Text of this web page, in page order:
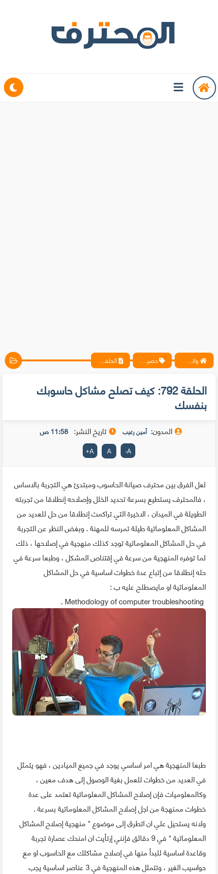
واتس آب ، فيسبوك ، أنترنت ، شروحات تقنية حصرية - المحترف حصريات الحلقة 792: كيف تصلح مشاكل حاسوبك بنفسك
الحلقة 792: كيف تصلح مشاكل حاسوبك
بنفسك
المدون: أمين رغيب تاريخ النشر: 11:58 ص
A
-
A
A
+
لعل الفرق بين محترف صيانة الحاسوب ومبتدئ هي التجربة بالاساس
، فالمحترف يستطيع بسرعة تحديد الخلل وإصلاحه إنطلاقا من تجربته
الطويلة في الميدان ، الاخيرة التي تراكمت إنطلاقا من حل للعديد من
المشاكل المعلوماتية طيلة تمرسه للمهنة . وبغض النظر عن التجربة
في حل المشاكل المعلوماتية توجد كذلك منهجية في إصلاحها ، ذلك
لما توفره المنهجية من سرعة في إقتناص المشكل ، وطبعا سرعة في
حله إنطلاقا من إتباع عدة خطوات اساسية في حل المشاكل
المعلوماتية او مايصطلح عليه ب :
طبعا المنهجية هي امر اساسي يوجد في جميع الميادين ، فهو يتمثل
في العديد من خطوات للعمل بغية الوصول إلى هدف معين ،
وكالمعلوميات فإن إصلاح المشاكل المعلوماتية تعتمد على عدة
خطوات ممنهجة من اجل إصلاح المشاكل المعلوماتية بسرعة .
ولانه يستحيل علي ان اتطرق إلى موضوع " منهجية إصلاح المشاكل
المعلوماتية " في 9 دقائق فإنني إرتأيت ان امنحك عصارة تجربة
وقاعدة اساسية للبدأ منها في إصلاح مشاكلك مع الحاسوب او مع
حواسيب الغير ، وتتمثل هذه المنهجية في 3 عناصر اساسية يجب